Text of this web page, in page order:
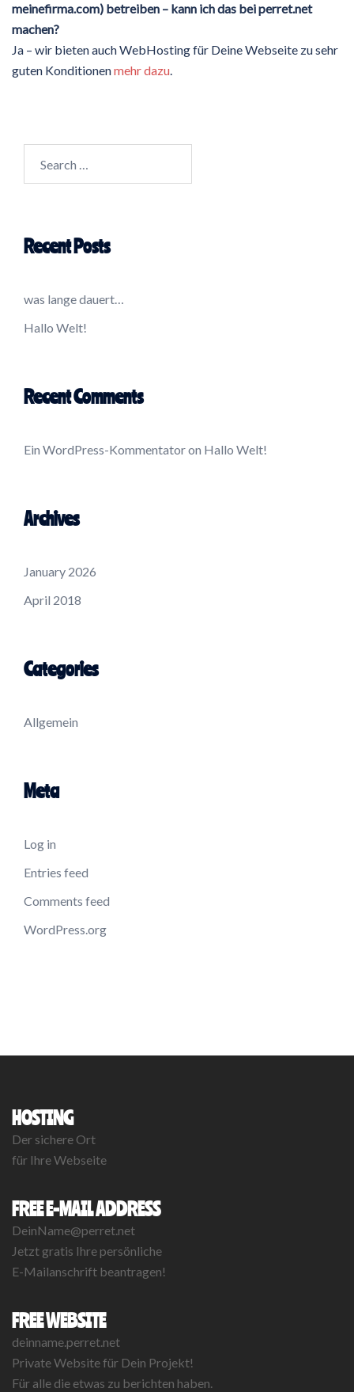
meinefirma.com) betreiben – kann ich das bei perret.net
machen?
Ja – wir bieten auch WebHosting für Deine Webseite zu sehr
guten Konditionenmehr dazu.
for:
Recent Posts
was lange dauert…
Hallo Welt!
Recent Comments
Ein WordPress-Kommentatoron Hallo Welt!
Archives
January 2026
April 2018
Categories
Allgemein
Meta
Log in
Entries feed
Comments feed
WordPress.org
HOSTING
Der sichere Ort
für Ihre Webseite
FREE E-MAIL ADDRESS
DeinName@perret.net
Jetzt gratis Ihre persönliche
E-Mailanschrift beantragen!
FREE WEBSITE
deinname.perret.net
Private Website für Dein Projekt!
Für alle die etwas zu berichten haben.